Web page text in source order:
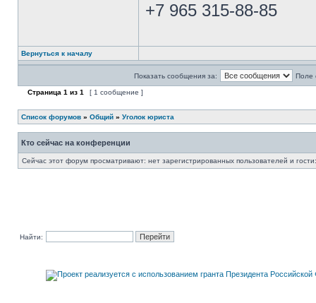
+7 965 315-88-85
Вернуться к началу
Показать сообщения за: Поле
Страница 1 из 1 [ 1 сообщение ]
Список форумов » Общий » Уголок юриста
Кто сейчас на конференции
Сейчас этот форум просматривают: нет зарегистрированных пользователей и
Найти: